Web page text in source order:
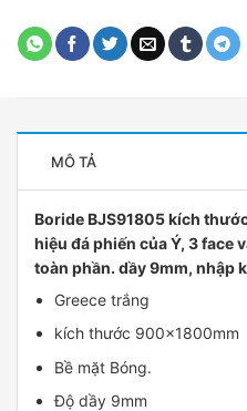
MÔ TẢ
Boride BJS91805 kích
hiệu đá phiến của Ý, 3 face
toàn phần. dầy 9mm, nhập
Greece trắng
kích thước 900x1800mm
Bề mặt Bóng.
Độ dầy 9mm